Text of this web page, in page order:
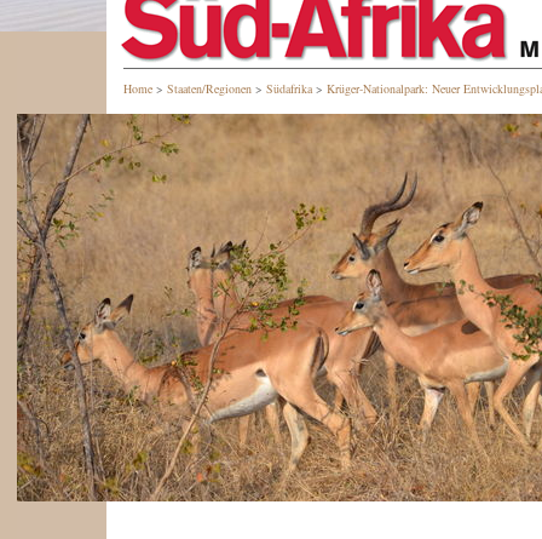
Home > Staaten/Regionen > Südafrika> Krüger-Nationalpark: Neuer